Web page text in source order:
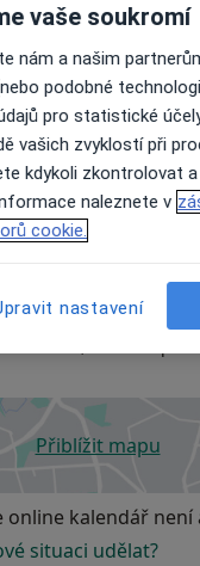
a cenách
ještě nepřidával
svých službách.
Revita
Přiblížit mapu
se otevře v
online kalendář není
situaci udělat?
vaše soukromí
nám a našim
podobné
pro statistické
vašich zvyklostí při
kdykoli zkontrolovat
naleznete v
cookie.
nastavení